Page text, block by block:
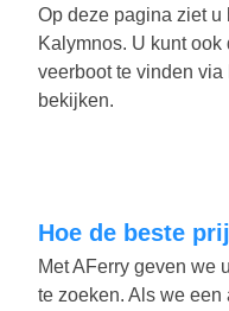
Op deze pagina ziet
Kalymnos. U kunt
veerboot te vinden
bekijken.
Hoe de beste
Met AFerry geven we
te zoeken. Als we